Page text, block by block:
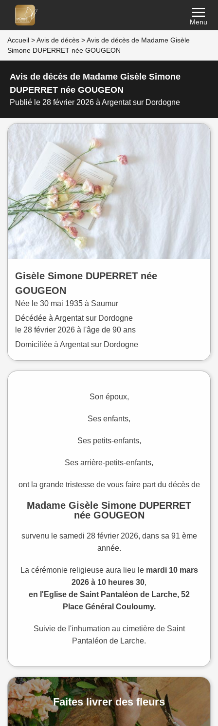
Menu
Accueil >Avis de décès >Avis de décès de Madame Gisèle
Simone DUPERRET née GOUGEON
Avis de décès de Madame Gisèle Simone
DUPERRET née GOUGEON
Publié le 28 février 2026 à Argentat sur Dordogne
Gisèle Simone DUPERRET née
GOUGEON
Née le 30 mai 1935 à Saumur
Décédée à Argentat sur Dordogne
le 28 février 2026 à l'âge de 90 ans
Domiciliée à Argentat sur Dordogne
Son époux,
Ses enfants,
Ses petits-enfants,
Ses arrière-petits-enfants,
ont la grande tristesse de vous faire part du décès de
Madame Gisèle Simone DUPERRET
née GOUGEON
survenu le samedi 28 février 2026, dans sa 91 ème
année.
La cérémonie religieuse aura lieu le mardi 10 mars
2026 à 10 heures 30,
en l'Eglise de Saint Pantaléon de Larche, 52
Place Général Couloumy.
Suivie de l'inhumation au cimetière de Saint
Pantaléon de Larche.
Faites livrer des fleurs